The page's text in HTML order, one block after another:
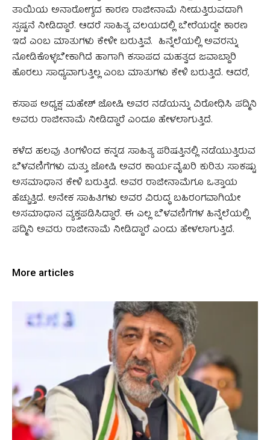
ತಾಯಿಯ ಅನಾರೋಗ್ಯದ ಕಾರಣ ರಾಜೀನಾಮೆ ನೀಡುತ್ತಿರುವದಾಗಿ
ಸ್ಪಷ್ಟನೆ ನೀಡಿದ್ದಾರೆ. ಆದರೆ ಸಾಹಿತ್ಯ ವಲಯದಲ್ಲಿ ಬೇರೆಯದ್ದೇ ಕಾರಣ
ಇದೆ ಎಂಬ ಮಾತುಗಳು ಕೇಳೀ ಬರುತ್ತಿವೆ. ಹಿನ್ನೆಲೆಯಲ್ಲಿ ಅವರನ್ನು
ನೋಡಿಕೊಳ್ಳಬೇಕಾಗಿದೆ ಹಾಗಾಗಿ ಕಸಾಪದ ಮಹತ್ವದ ಜವಾಬ್ದಾರಿ
ಹೊರಲು ಸಾಧ್ಯವಾಗುತ್ತಿಲ್ಲ ಎಂಬ ಮಾತುಗಳು ಕೇಳಿ ಬರುತ್ತಿದೆ. ಆದರೆ,
ಕಸಾಪ ಅಧ್ಯಕ್ಷ ಮಹೇಶ್ ಜೋಷಿ ಅವರ ನಡೆಯನ್ನು ವಿರೋಧಿಸಿ ಪದ್ಮಿನಿ
ಅವರು ರಾಜೀನಾಮೆ ನೀಡಿದ್ದಾರೆ ಎಂದೂ ಹೇಳಲಾಗುತ್ತಿದೆ.
ಕಳೆದ ಹಲವು ತಿಂಗಳಿಂದ ಕನ್ನಡ ಸಾಹಿತ್ಯ ಪರಿಷತ್ತಿನಲ್ಲಿ ನಡೆಯುತ್ತಿರುವ
ಬೆಳವಣಿಗೆಗಳು ಮತ್ತು ಜೋಷಿ ಅವರ ಕಾರ್ಯವೈಖರಿ ಕುರಿತು ಸಾಕಷ್ಟು
ಅಸಮಾಧಾನ ಕೇಳಿ ಬರುತ್ತಿದೆ. ಅವರ ರಾಜೀನಾಮೆಗೂ ಒತ್ತಾಯ
ಹೆಚ್ಚುತ್ತಿದೆ. ಅನೇಕ ಸಾಹಿತಿಗಳು ಅವರ ವಿರುದ್ಧ ಬಹಿರಂಗವಾಗಿಯೇ
ಅಸಮಾಧಾನ ವ್ಯಕ್ತಪಡಿಸಿದ್ದಾರೆ. ಈ ಎಲ್ಲ ಬೆಳವಣಿಗೆಗಳ ಹಿನ್ನೆಲೆಯಲ್ಲಿ
ಪದ್ಮಿನಿ ಅವರು ರಾಜೀನಾಮೆ ನೀಡಿದ್ದಾರೆ ಎಂದು ಹೇಳಲಾಗುತ್ತಿದೆ.
More articles